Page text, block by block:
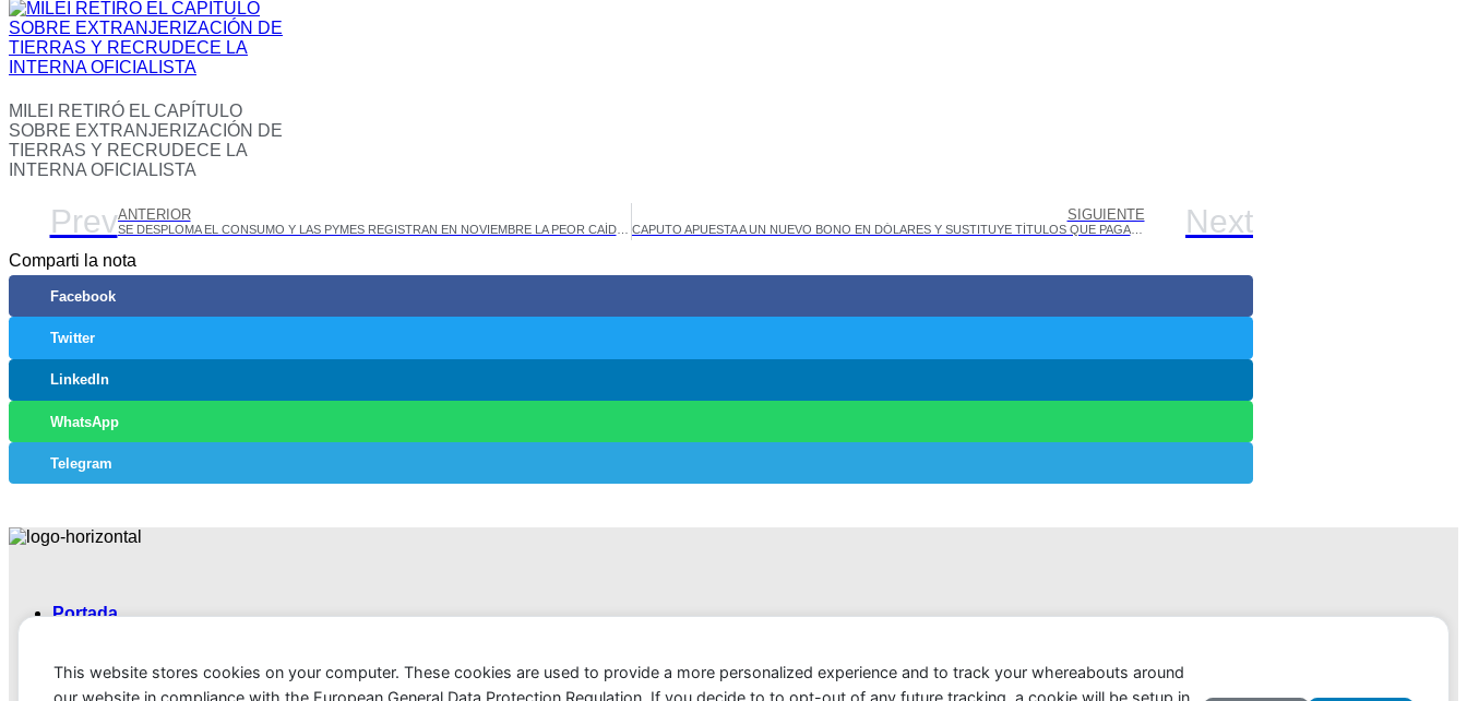
MILEI RETIRÓ EL CAPÍTULO
SOBRE EXTRANJERIZACIÓN DE
TIERRAS Y RECRUDECE LA
INTERNA OFICIALISTA
PrevANTERIOR
SE DESPLOMA EL CONSUMO Y LAS PYMES REGISTRAN EN NOVIEMBRE LA PEOR CAÍDA DEL AÑO
SIGUIENTE
CAPUTO APUESTA A UN NUEVO BONO EN DÓLARES Y SUSTITUYE TÍTULOS QUE PAGABAN 0,75% POR OTROS DE RENDIMIENTOS MUCHO MÁS ALTOS Next
Comparti la nota
Facebook
Twitter
LinkedIn
WhatsApp
Telegram
Portada
Correo americano
Cultura
This website stores cookies on your computer. These cookies are used to provide a more personalized experience and to track your whereabouts around
our website in compliance with the European General Data Protection Regulation. If you decide to to opt-out of any future tracking, a cookie will be setup in